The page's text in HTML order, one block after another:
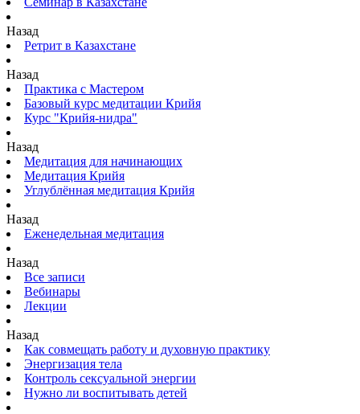
Назад
Ретрит в Казахстане
Назад
Практика с Мастером
Базовый курс медитации Крийя
Курс "Крийя-нидра"
Назад
Медитация для начинающих
Медитация Крийя
Углублённая медитация Крийя
Назад
Еженедельная медитация
Назад
Все записи
Вебинары
Лекции
Назад
Как совмещать работу и духовную практику
Энергизация тела
Контроль сексуальной энергии
Нужно ли воспитывать детей